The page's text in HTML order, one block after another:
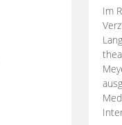
Im